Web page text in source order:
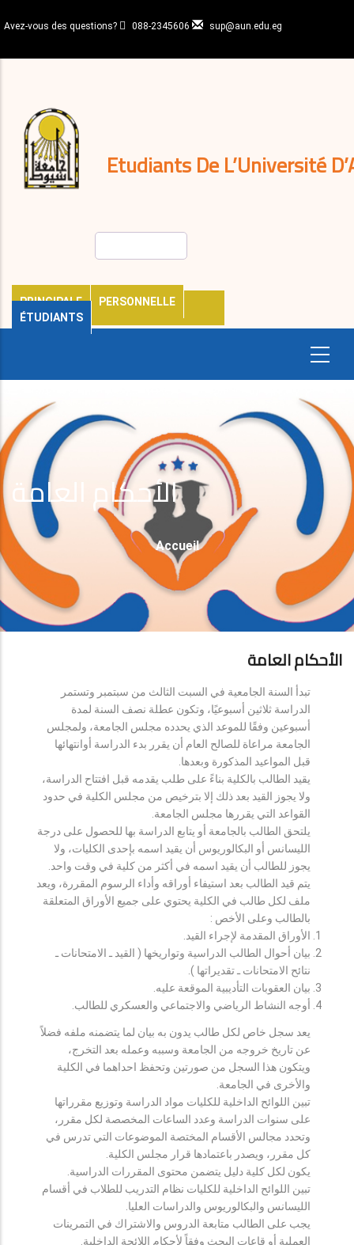
au
principal
Avez-vous des questions? 088-2345606 sup@aun.edu.eg
Etudiants De L’Université
PRINCIPALE
PERSONNELLE
ÉTUDIANTS
décisions
Expatriés
Journal
الأحكام العامة
Fil
D'Ariane
Accueil
الأحكام العامة
تبدأ السنة الجامعية في السبت الثالث من سبتمبر وتستمر
الدراسة ثلاثين أسبوعيًا، وتكون عطلة نصف السنة لمدة
أسبوعين وفقًا للموعد الذي يحدده مجلس الجامعة، ولمجلس
الجامعة مراعاة للصالح العام أن يقرر بدء الدراسة أوانتهائها
قبل المواعيد المذكورة وبعدها.
يقيد الطالب بالكلية بناءً على طلب يقدمه قبل افتتاح الدراسة،
ولا يجوز القيد بعد ذلك إلا بترخيص من مجلس الكلية في حدود
القواعد التي يقررها مجلس الجامعة.
يلتحق الطالب بالجامعة أو يتابع الدراسة بها للحصول على درجة
الليسانس أو البكالوريوس أن يقيد اسمه بإحدى الكليات، ولا
يجوز للطالب أن يقيد اسمه في أكثر من كلية في وقت واحد.
يتم قيد الطالب بعد استيفاء أوراقه وأداء الرسوم المقررة، ويعد
ملف لكل طالب في الكلية يحتوي على جميع الأوراق المتعلقة
بالطالب وعلى الأخص :
الأوراق المقدمة لإجراء القيد.
بيان أحوال الطالب الدراسية وتواريخها ( القيد ـ الامتحانات ـ
نتائح الامتحانات ـ تقديراتها ).
بيان العقوبات التأديبية الموقعة عليه.
أوجه النشاط الرياضي والاجتماعي والعسكري للطالب.
يعد سجل خاص لكل طالب يدون به بيان لما يتضمنه ملفه فضلاً
عن تاريخ خروجه من الجامعة وسببه وعمله بعد التخرج،
ويتكون هذا السجل من صورتين وتحفظ احداهما في الكلية
والأخرى في الجامعة.
تبين اللوائح الداخلية للكليات مواد الدراسة وتوزيع مقرراتها
على سنوات الدراسة وعدد الساعات المخصصة لكل مقرر،
وتحدد مجالس الأقسام المختصة الموضوعات التي تدرس في
كل مقرر، ويصدر باعتمادها قرار مجلس الكلية.
يكون لكل كلية دليل يتضمن محتوى المقررات الدراسية.
تبين اللوائح الداخلية للكليات نظام التدريب للطلاب في أقسام
الليسانس والبكالوريوس والدراسات العليا.
يجب على الطالب متابعة الدروس والاشتراك في التمرينات
العملية أو قاعات البحث وفقاً لأحكام اللائحة الداخلية.